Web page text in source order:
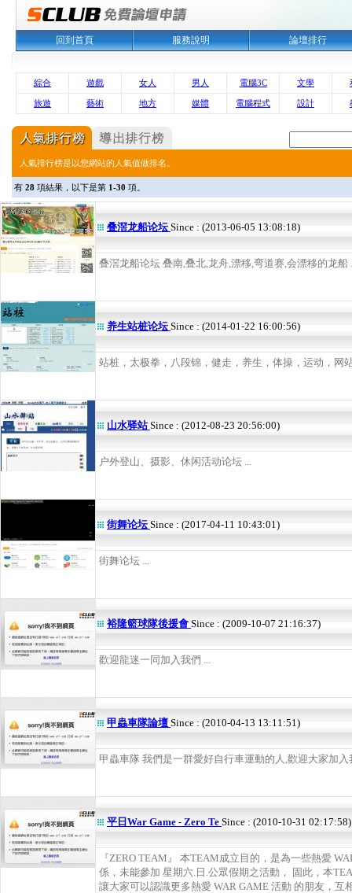
回到首頁 服務說明 論壇排行
綜合 遊戲 女人 男人 電腦3C 文學
旅遊 藝術 地方 媒體 電腦程式 設計
人氣排行榜是以您網站的人氣值做排名。
有 28 項結果，以下是第 1-30 項。
叠滘龙船论坛Since : (2013-06-05 13:08:18)
叠滘龙船论坛 叠南,叠北,龙舟,漂移,弯道赛,会漂移的龙船
养生站桩论坛Since : (2014-01-22 16:00:56)
站桩，太极拳，八段锦，健走，养生，体操，运动，
山水驿站Since : (2012-08-23 20:56:00)
户外登山、摄影、休闲活动论坛 ...
街舞论坛Since : (2017-04-11 10:43:01)
街舞论坛 ...
裕隆籃球隊後援會 Since : (2009-10-07 21:16:37)
歡迎龍迷一同加入我們 ...
甲蟲車隊論壇 Since : (2010-04-13 13:11:51)
甲蟲車隊 我們是一群愛好自行車運動的人,歡迎大家加
平日War Game - Zero Te Since : (2010-10-31 02:17:58)
『ZERO TEAM』 本TEAM成立目的，是為一些熱愛
係，未能參加 星期六.日.公眾假期之活動， 固此，本
讓大家可以認識更多熱愛 WAR GAME 活動 的朋友，